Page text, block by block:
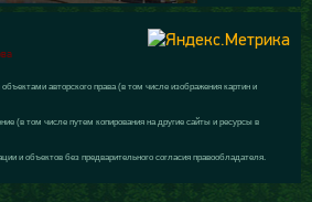
авторского права (в том числе изображения картин и
(в том числе путем копирования на другие сайты и ресурсы в
и объектов без предварительного согласия правообладателя.